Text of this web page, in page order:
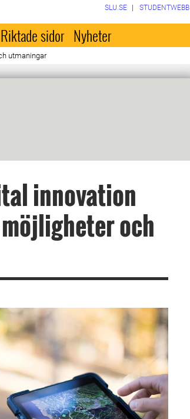
SLU.SE STUDENTWEBB
Riktade sidor Nyheter
utmaningar
innovation
och